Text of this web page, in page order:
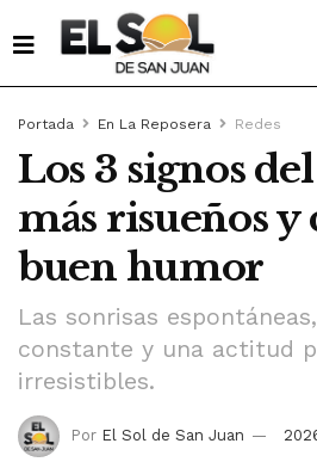
Portada En La Reposera Redes
Los 3 signos
más risueños
buen humor
Las sonrisas
constante y una actitud
irresistibles.
Por El Sol de San Juan